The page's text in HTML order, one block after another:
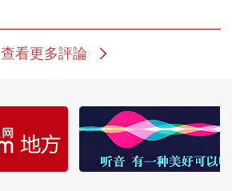
查看更多評論